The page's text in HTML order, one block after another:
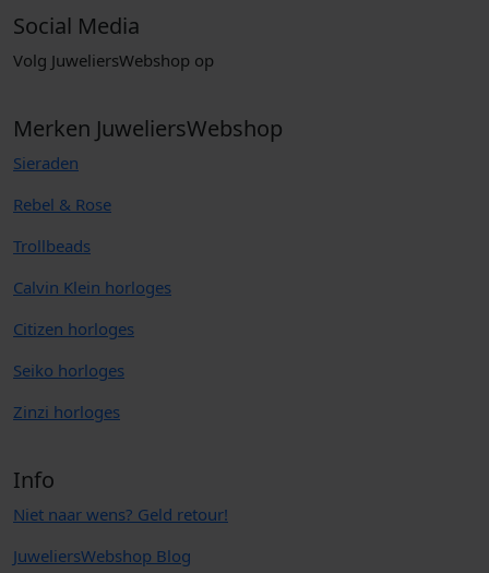
Social Media
Volg JuweliersWebshop op
Merken JuweliersWebshop
Sieraden
Rebel & Rose
Trollbeads
Calvin Klein horloges
Citizen horloges
Seiko horloges
Zinzi horloges
Info
Niet naar wens? Geld retour!
JuweliersWebshop Blog